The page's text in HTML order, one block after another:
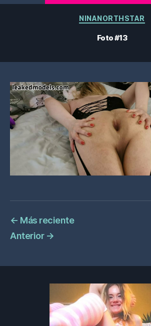
Categorías
NINANORTHSTAR
Foto #13
← Más reciente
Anterior →